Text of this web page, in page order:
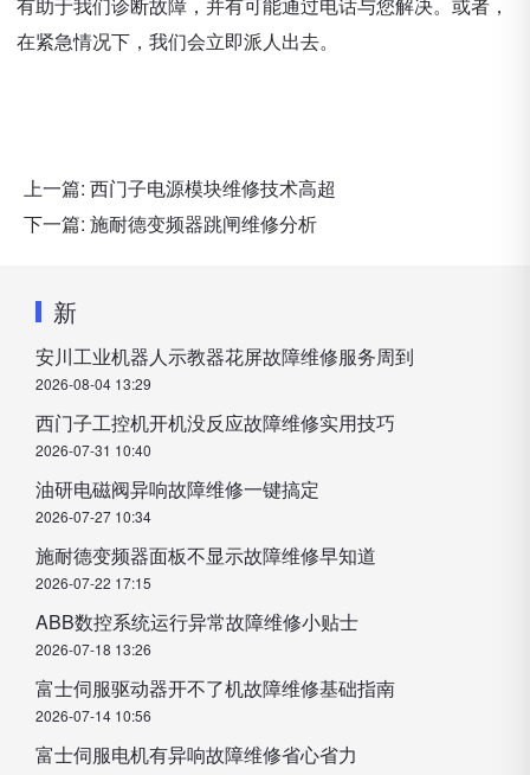
在紧急情况下，我们会立即派人出去。
上一篇: 西门子电源模块维修技术高超
下一篇: 施耐德变频器跳闸维修分析
新
安川工业机器人示教器花屏故障维修服务周到
2026-08-04 13:29
西门子工控机开机没反应故障维修实用技巧
2026-07-31 10:40
油研电磁阀异响故障维修一键搞定
2026-07-27 10:34
施耐德变频器面板不显示故障维修早知道
2026-07-22 17:15
ABB数控系统运行异常故障维修小贴士
2026-07-18 13:26
富士伺服驱动器开不了机故障维修基础指南
2026-07-14 10:56
富士伺服电机有异响故障维修省心省力